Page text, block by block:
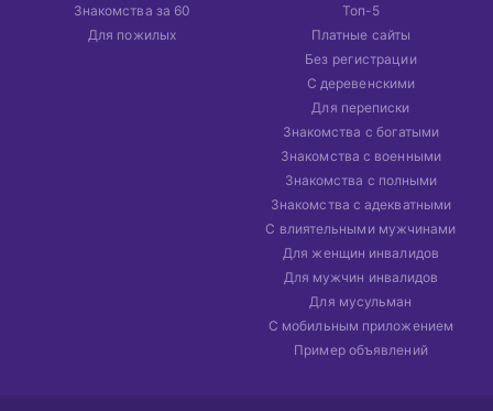
Знакомства за 60
Для пожилых
Топ-5
Платные сайты
Без регистрации
С деревенскими
Для переписки
Знакомства с богатыми
Знакомства с военными
Знакомства с полными
Знакомства с адекватными
С влиятельными мужчинами
Для женщин инвалидов
Для мужчин инвалидов
Для мусульман
С мобильным приложением
Пример объявлений